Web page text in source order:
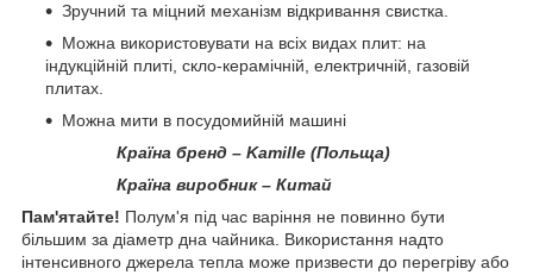
Зручний та міцний механізм відкривання свистка.
Можна використовувати на всіх видах плит: на
індукційній плиті, скло-керамічній, електричній, газовій
плитах.
Можна мити в посудомийній машині
Країна бренд – Kamille (Польща)
Країна виробник – Китай
Пам'ятайте! Полум'я під час варіння не повинно бути
більшим за діаметр дна чайника. Використання надто
інтенсивного джерела тепла може призвести до перегріву або